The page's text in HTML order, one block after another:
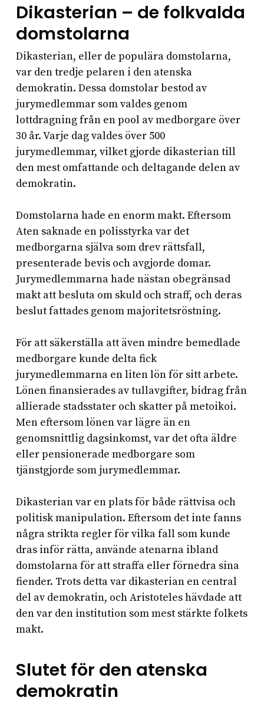
Dikasterian – de folkvalda
domstolarna
Dikasterian, eller de populära domstolarna,
var den tredje pelaren i den atenska
demokratin. Dessa domstolar bestod av
jurymedlemmar som valdes genom
lottdragning från en pool av medborgare över
30 år. Varje dag valdes över 500
jurymedlemmar, vilket gjorde dikasterian till
den mest omfattande och deltagande delen av
demokratin.
Domstolarna hade en enorm makt. Eftersom
Aten saknade en polisstyrka var det
medborgarna själva som drev rättsfall,
presenterade bevis och avgjorde domar.
Jurymedlemmarna hade nästan obegränsad
makt att besluta om skuld och straff, och deras
beslut fattades genom majoritetsröstning.
För att säkerställa att även mindre bemedlade
medborgare kunde delta fick
jurymedlemmarna en liten lön för sitt arbete.
Lönen finansierades av tullavgifter, bidrag från
allierade stadsstater och skatter på metoikoi.
Men eftersom lönen var lägre än en
genomsnittlig dagsinkomst, var det ofta äldre
eller pensionerade medborgare som
tjänstgjorde som jurymedlemmar.
Dikasterian var en plats för både rättvisa och
politisk manipulation. Eftersom det inte fanns
några strikta regler för vilka fall som kunde
dras inför rätta, använde atenarna ibland
domstolarna för att straffa eller förnedra sina
fiender. Trots detta var dikasterian en central
del av demokratin, och Aristoteles hävdade att
den var den institution som mest stärkte folkets
makt.
Slutet för den atenska
demokratin